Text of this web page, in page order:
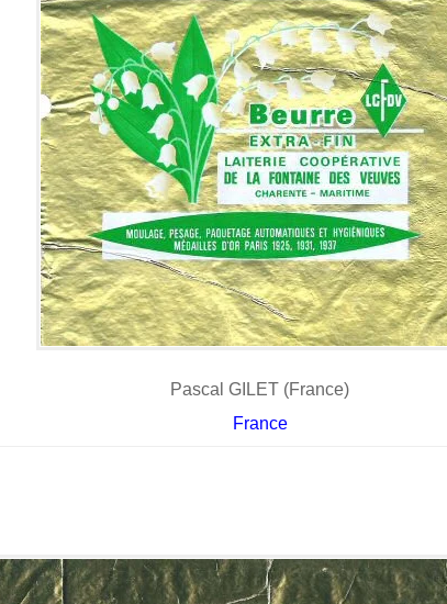
Pascal GILET (France)
France